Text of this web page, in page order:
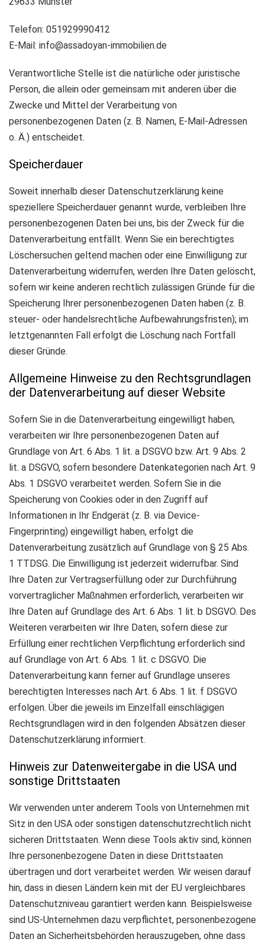
Telefon: 051929990412
E-Mail: info@assadoyan-immobilien.de
Verantwortliche Stelle ist die natürliche oder juristische
Person, die allein oder gemeinsam mit anderen über die
Zwecke und Mittel der Verarbeitung von
personenbezogenen Daten (z. B. Namen, E-Mail-Adressen
o. Ä.) entscheidet.
Speicherdauer
Soweit innerhalb dieser Datenschutzerklärung keine
speziellere Speicherdauer genannt wurde, verbleiben Ihre
personenbezogenen Daten bei uns, bis der Zweck für die
Datenverarbeitung entfällt. Wenn Sie ein berechtigtes
Löschersuchen geltend machen oder eine Einwilligung zur
Datenverarbeitung widerrufen, werden Ihre Daten gelöscht,
sofern wir keine anderen rechtlich zulässigen Gründe für die
Speicherung Ihrer personenbezogenen Daten haben (z. B.
steuer- oder handelsrechtliche Aufbewahrungsfristen); im
letztgenannten Fall erfolgt die Löschung nach Fortfall
dieser Gründe.
Allgemeine Hinweise zu den Rechtsgrundlagen
der Datenverarbeitung auf dieser Website
Sofern Sie in die Datenverarbeitung eingewilligt haben,
verarbeiten wir Ihre personenbezogenen Daten auf
Grundlage von Art. 6 Abs. 1 lit. a DSGVO bzw. Art. 9 Abs. 2
lit. a DSGVO, sofern besondere Datenkategorien nach Art. 9
Abs. 1 DSGVO verarbeitet werden. Sofern Sie in die
Speicherung von Cookies oder in den Zugriff auf
Informationen in Ihr Endgerät (z. B. via Device-
Fingerprinting) eingewilligt haben, erfolgt die
Datenverarbeitung zusätzlich auf Grundlage von § 25 Abs.
1 TTDSG. Die Einwilligung ist jederzeit widerrufbar. Sind
Ihre Daten zur Vertragserfüllung oder zur Durchführung
vorvertraglicher Maßnahmen erforderlich, verarbeiten wir
Ihre Daten auf Grundlage des Art. 6 Abs. 1 lit. b DSGVO. Des
Weiteren verarbeiten wir Ihre Daten, sofern diese zur
Erfüllung einer rechtlichen Verpflichtung erforderlich sind
auf Grundlage von Art. 6 Abs. 1 lit. c DSGVO. Die
Datenverarbeitung kann ferner auf Grundlage unseres
berechtigten Interesses nach Art. 6 Abs. 1 lit. f DSGVO
erfolgen. Über die jeweils im Einzelfall einschlägigen
Rechtsgrundlagen wird in den folgenden Absätzen dieser
Datenschutzerklärung informiert.
Hinweis zur Datenweitergabe in die USA und
sonstige Drittstaaten
Wir verwenden unter anderem Tools von Unternehmen mit
Sitz in den USA oder sonstigen datenschutzrechtlich nicht
sicheren Drittstaaten. Wenn diese Tools aktiv sind, können
Ihre personenbezogene Daten in diese Drittstaaten
übertragen und dort verarbeitet werden. Wir weisen darauf
hin, dass in diesen Ländern kein mit der EU vergleichbares
Datenschutzniveau garantiert werden kann. Beispielsweise
sind US-Unternehmen dazu verpflichtet, personenbezogene
Daten an Sicherheitsbehörden herauszugeben, ohne dass